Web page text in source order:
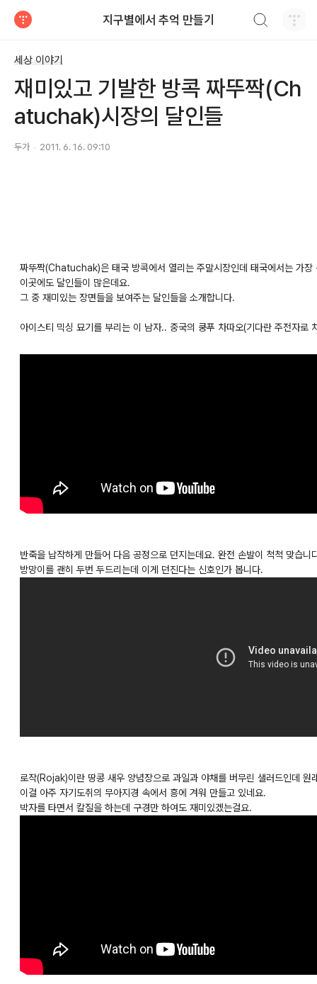
지구별에서 추억 만들기
세상 이야기
재미있고 기발한 방콕 짜뚜짝(Ch
atuchak)시장의 달인들
두가 2011. 6. 16. 09:10
짜뚜짝(Chatuchak)은 태국 방콕에서 열리는 주말시장인데 태국에서는 가장
이곳에도 달인들이 많은데요.
그 중 재미있는 장면들을 보여주는 달인들을 소개합니다.
아이스티 믹싱 묘기를 부리는 이 남자.. 중국의 쿵푸 차따오(기다란 주전자로
반죽을 납작하게 만들어 다음 공정으로 던지는데요. 완전 손발이 척척 맞습니
방망이를 괜히 두번 두드리는데 이게 던진다는 신호인가 봅니다.
로작(Rojak)이란 땅콩 새우 양념장으로 과일과 야채를 버무린 샐러드인데 원
이걸 아주 자기도취의 무아지경 속에서 흥에 겨워 만들고 있네요.
박자를 타면서 칼질을 하는데 구경만 하여도 재미있겠는걸요.